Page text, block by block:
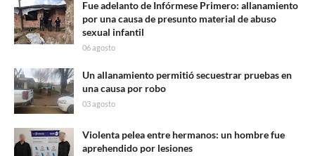
Fue adelanto de Infórmese Primero: allanamiento
por una causa de presunto material de abuso
sexual infantil
06 agosto
Un allanamiento permitió secuestrar pruebas en
una causa por robo
03 agosto
Violenta pelea entre hermanos: un hombre fue
aprehendido por lesiones